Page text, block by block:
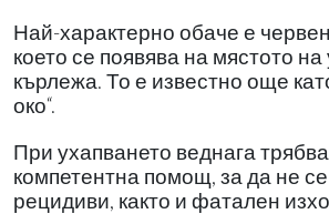
Най-характерно обаче е
което се появява на мястото
кърлежа. То е известно още
око“.
При ухапването веднага
компетентна помощ, за да не
рецидиви, както и фатален